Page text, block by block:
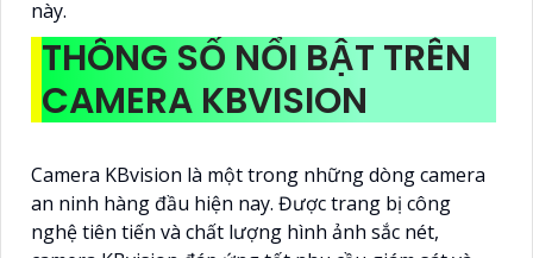
này.
THÔNG SỐ NỔI BẬT TRÊN
CAMERA KBVISION
Camera KBvision là một trong những dòng camera
an ninh hàng đầu hiện nay. Được trang bị công
nghệ tiên tiến và chất lượng hình ảnh sắc nét,